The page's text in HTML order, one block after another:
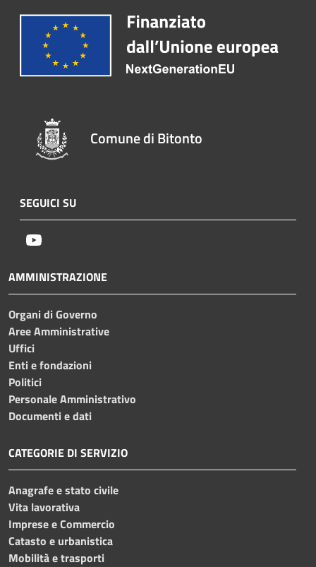
Comune di Bitonto
SEGUICI SU
AMMINISTRAZIONE
Organi di Governo
Aree Amministrative
Uffici
Enti e fondazioni
Politici
Personale Amministrativo
Documenti e dati
CATEGORIE DI SERVIZIO
Anagrafe e stato civile
Vita lavorativa
Imprese e Commercio
Catasto e urbanistica
Mobilità e trasporti